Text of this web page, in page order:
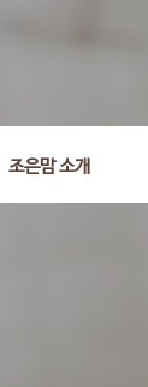
조은맘 소개